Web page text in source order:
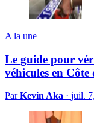
A la une
Le guide pour
véhicules en Côte
ParKevin Aka · juil.